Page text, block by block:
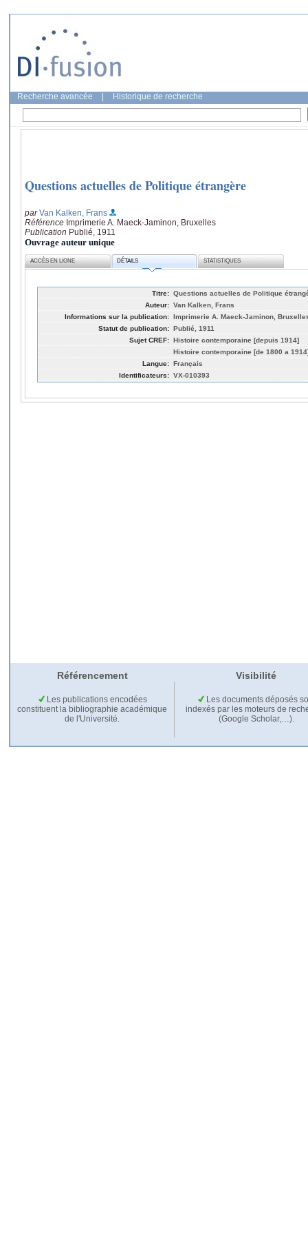
Recherche avancée Historique de recherche
Questions actuelles de Politique étrangère
parVan Kalken, Frans
Référence Imprimerie A. Maeck-Jaminon, Bruxelles
Publication Publié, 1911
Ouvrage auteur unique
ACCÈS EN LIGNE DÉTAILS STATISTIQUES
Titre: Questions actuelles de Politique
Auteur: Van Kalken, Frans
Informations sur la publication: Imprimerie A. Maeck-Jaminon,
Statut de publication: Publié, 1911
Sujet CREF: Histoire contemporaine [depuis 1914]
Histoire contemporaine [de 1800 a
Langue: Français
Identificateurs: VX-010393
Référencement Visibilité
Les publications encodées
constituent la bibliographie académique
de l'Université.
Les documents déposés
indexés par les moteurs de
(Google Scholar,…).